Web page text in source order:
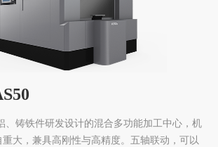
、铸铁件研发设计的混合多功能加工中心，机
大，兼具高刚性与高精度。五轴联动，可以